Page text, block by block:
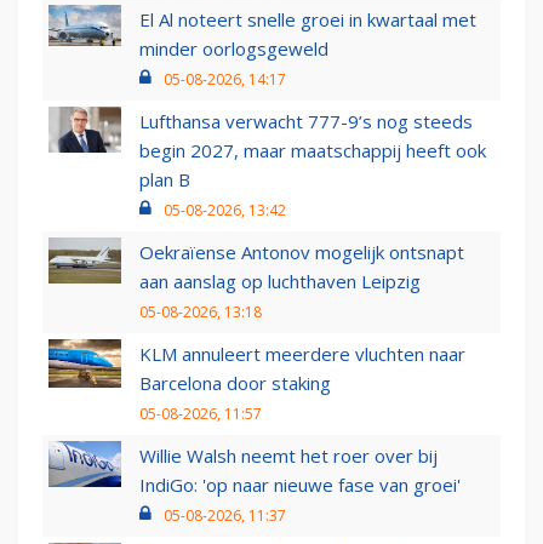
El Al noteert snelle groei in kwartaal met
minder oorlogsgeweld
05-08-2026, 14:17
Lufthansa verwacht 777-9’s nog steeds
begin 2027, maar maatschappij heeft ook
plan B
05-08-2026, 13:42
Oekraïense Antonov mogelijk ontsnapt
aan aanslag op luchthaven Leipzig
05-08-2026, 13:18
KLM annuleert meerdere vluchten naar
Barcelona door staking
05-08-2026, 11:57
Willie Walsh neemt het roer over bij
IndiGo: 'op naar nieuwe fase van groei'
05-08-2026, 11:37